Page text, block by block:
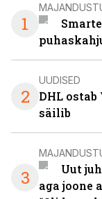
1
2
UUDISED
DHL
säilib
3
Uut
aga joone